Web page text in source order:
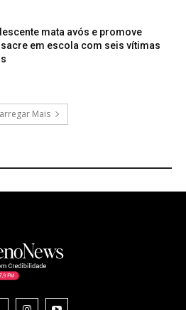
mata avós e promove
em escola com seis vítimas
Mais